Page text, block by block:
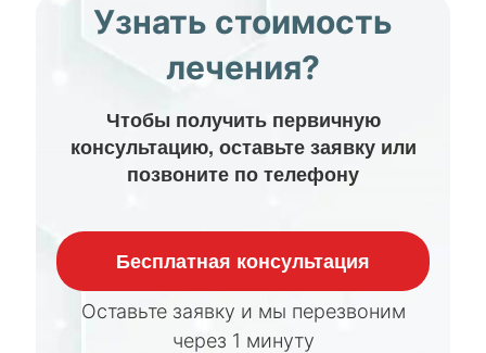
Узнать стоимость
лечения?
Чтобы получить первичную
консультацию, оставьте заявку или
позвоните по телефону
Бесплатная консультация
Оставьте заявку и мы перезвоним
через 1 минуту